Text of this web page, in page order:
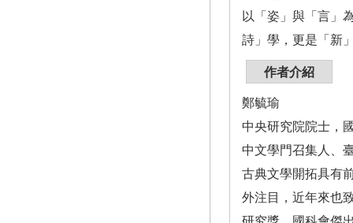
以「姿」與「言」
詩」學，更是「新
作者介紹
鄭毓瑜
中央研究院院士，
中文學門召集人、
古典文學開拓具有
外注目，近年來也